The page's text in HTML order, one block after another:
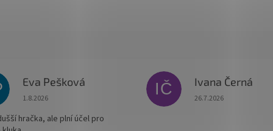
Eva Pešková
Hodnocení obchodu je 5 z 5 hvězdiček.
1.8.2026
hračka, ale plní účel pro
IČ Ivana Černá
Hodnocení obchodu
26.7.2026